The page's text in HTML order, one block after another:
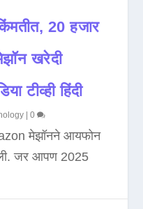
20 हजार
खरेदी
टीव्ही हिंदी
|0
मेझॉनने आयफोन
जर आपण 2025